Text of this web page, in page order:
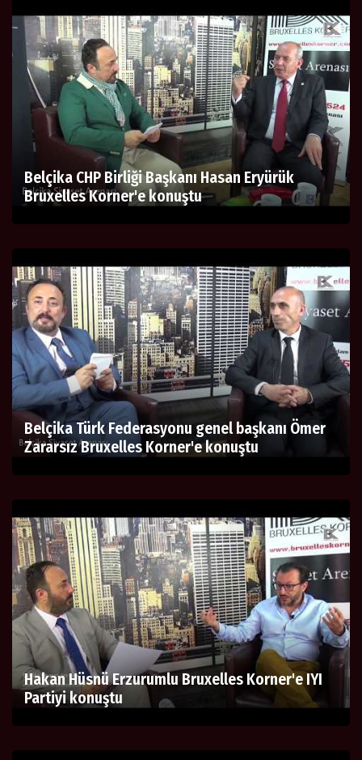
Belçika CHP Birliği Başkanı Hasan Eryürük
Bruxelles Korner'e konuştu
Belçika Türk Federasyonu genel başkanı Ömer
Zararsız Bruxelles Korner'e konuştu
Hakan Hüsnü Erzurumlu Bruxelles Korner'e IYI
Partiyi konuştu